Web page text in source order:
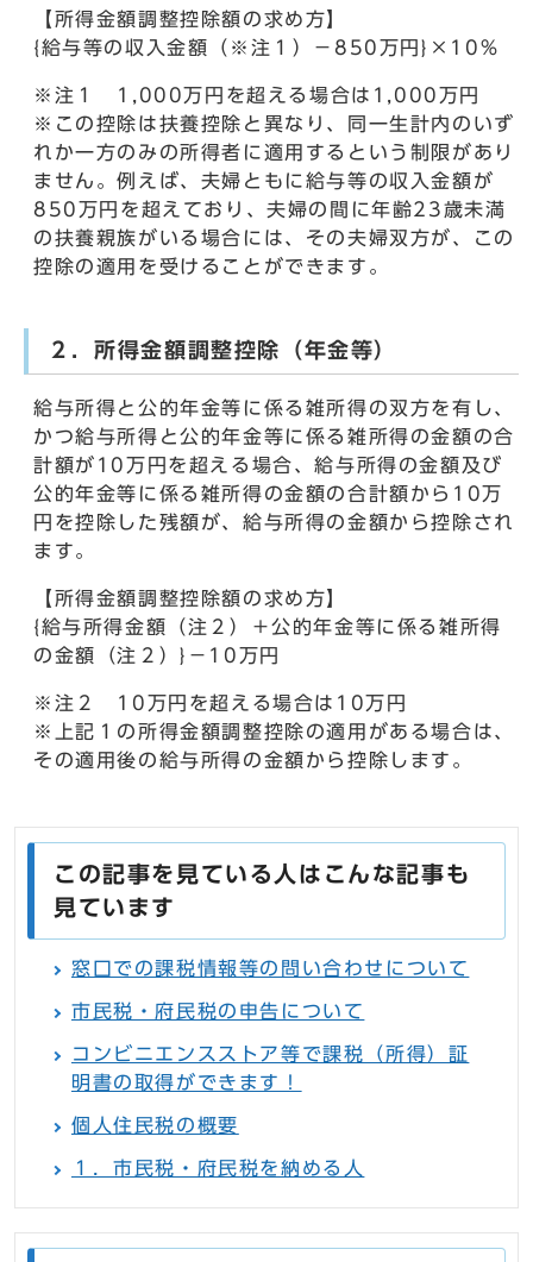
【所得金額調整控除額の求め方】
{給与等の収入金額（※注１）－850万円}×10％
※注１ 1,000万円を超える場合は1,000万円
※この控除は扶養控除と異なり、同一生計内のいず
れか一方のみの所得者に適用するという制限があり
ません。例えば、夫婦ともに給与等の収入金額が
850万円を超えており、夫婦の間に年齢23歳未満
の扶養親族がいる場合には、その夫婦双方が、この
控除の適用を受けることができます。
２．所得金額調整控除（年金等）
給与所得と公的年金等に係る雑所得の双方を有し、
かつ給与所得と公的年金等に係る雑所得の金額の合
計額が10万円を超える場合、給与所得の金額及び
公的年金等に係る雑所得の金額の合計額から10万
円を控除した残額が、給与所得の金額から控除され
ます。
【所得金額調整控除額の求め方】
{給与所得金額（注２）＋公的年金等に係る雑所得
の金額（注２）}－10万円
※注２ 10万円を超える場合は10万円
※上記１の所得金額調整控除の適用がある場合は、
その適用後の給与所得の金額から控除します。
この記事を見ている人はこんな記事も
見ています
窓口での課税情報等の問い合わせについて
市民税・府民税の申告について
コンビニエンスストア等で課税（所得）証
明書の取得ができます！
個人住民税の概要
１．市民税・府民税を納める人